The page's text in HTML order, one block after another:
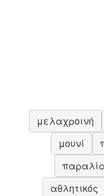
μελαχροινή
μουνί
αθλητικός